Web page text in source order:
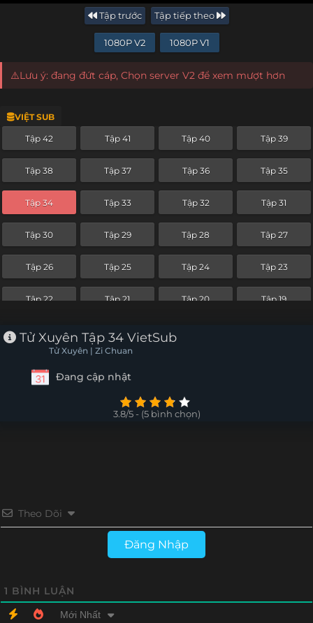
Tập trước Tập tiếp theo
1080P V2 1080P V1
⚠️Lưu ý: đang đứt cáp, Chọn server V2 để xem mượt hơn
VIỆT SUB
Tập 42 Tập 41 Tập 40 Tập 39
Tập 38 Tập 37 Tập 36 Tập 35
Tập 34 Tập 33 Tập 32 Tập 31
Tập 30 Tập 29 Tập 28 Tập 27
Tập 26 Tập 25 Tập 24 Tập 23
Tập 22 Tập 21 Tập 20 Tập 19
Tập 18 Tập 17
Tập 9 Tập 8
Tử Xuyên Tập 34 VietSub
Tử Xuyên | Zi Chuan
Đang cập nhật
3.8/5 - (5 bình chọn)
Theo Dõi
Đăng Nhập
1 BÌNH LUẬN
Mới Nhất